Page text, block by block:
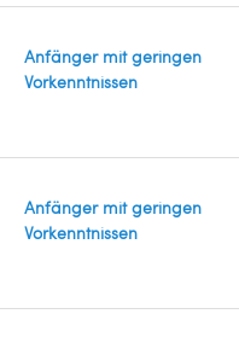
Anfänger mit geringen
Vorkenntnissen
Anfänger mit geringen
Vorkenntnissen